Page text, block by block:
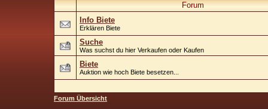
Forum
Info Biete
Erklären Biete
Suche
Was suchst du hier Verkaufen oder Kaufen
Biete
Auktion wie hoch Biete besetzen...
Forum Übersicht